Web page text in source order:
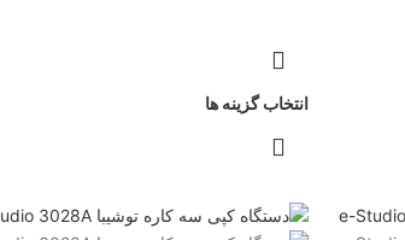
انتخاب گزینه ها